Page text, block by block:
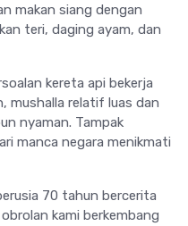
makan siang dengan
teri, daging ayam, dan
kereta api bekerja
mushalla relatif luas dan
nyaman. Tampak
manca negara menikmati
70 tahun bercerita
kami berkembang